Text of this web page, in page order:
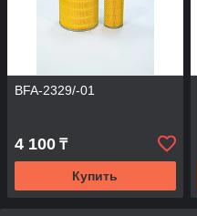
BFA-2329/-01
4 100 ₸
Купить